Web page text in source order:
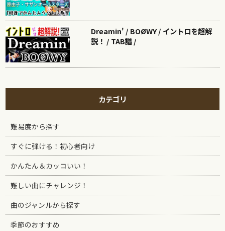
Dreamin' / BOØWY / イントロを超解
説！ / TAB譜 /
カテゴリ
難易度から探す
すぐに弾ける！初心者向け
かんたん＆カッコいい！
難しい曲にチャレンジ！
曲のジャンルから探す
季節のおすすめ